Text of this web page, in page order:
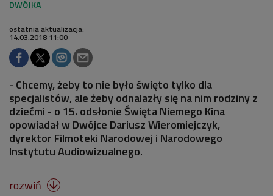
ostatnia aktualizacja:
14.03.2018 11:00
- Chcemy, żeby to nie było święto tylko dla
specjalistów, ale żeby odnalazły się na nim rodziny z
dziećmi - o 15. odsłonie Święta Niemego Kina
opowiadał w Dwójce Dariusz Wieromiejczyk,
dyrektor Filmoteki Narodowej i Narodowego
Instytutu Audiowizualnego.
rozwiń 